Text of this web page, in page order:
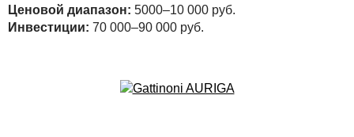
Ценовой диапазон: 5000–10 000 руб.
Инвестиции: 70 000–90 000 руб.